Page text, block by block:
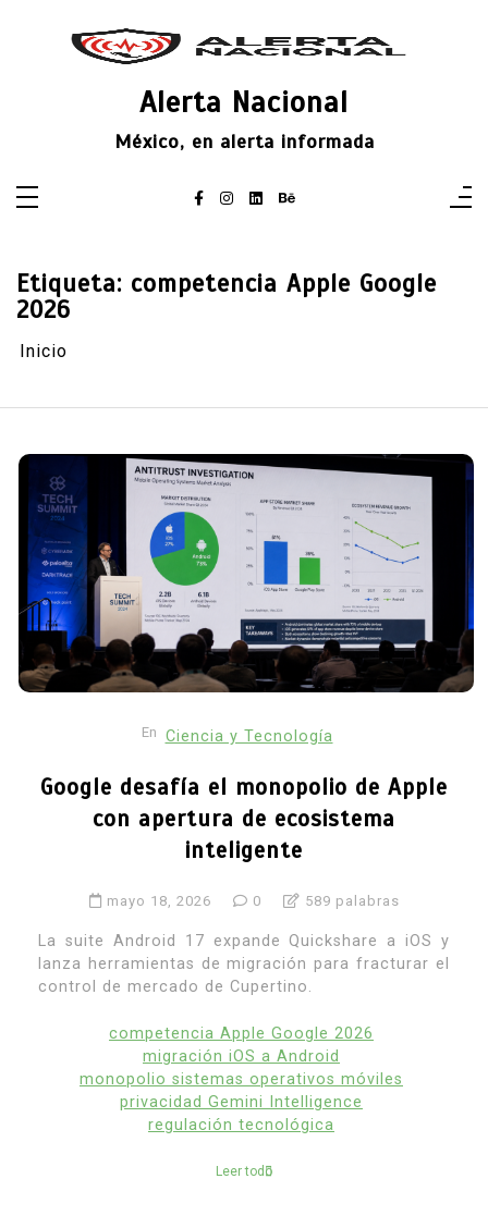
Alerta Nacional
México, en alerta informada
Etiqueta: competencia Apple Google
2026
Inicio
En Ciencia y Tecnología
Google desafía el monopolio de Apple
con apertura de ecosistema
inteligente
mayo 18, 2026 0 589 palabras
La suite Android 17 expande Quickshare a iOS y
lanza herramientas de migración para fracturar el
control de mercado de Cupertino.
competencia Apple Google 2026
migración iOS a Android
monopolio sistemas operativos móviles
privacidad Gemini Intelligence
regulación tecnológica
Leer todo